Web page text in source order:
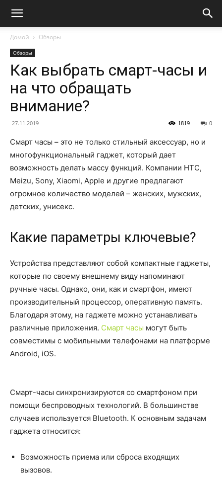
Домой Обзоры
Обзоры
Как выбрать смарт-часы и
на что обращать
внимание?
27.11.2019 0
1819
Смарт часы – это не только стильный аксессуар, но и
многофункциональный гаджет, который дает
возможность делать массу функций. Компании HTC,
Meizu, Sony, Xiaomi, Apple и другие предлагают
огромное количество моделей – женских, мужских,
детских, унисекс.
Какие параметры ключевые?
Устройства представляют собой компактные гаджеты,
которые по своему внешнему виду напоминают
ручные часы. Однако, они, как и смартфон, имеют
производительный процессор, оперативную память.
Благодаря этому, на гаджете можно устанавливать
различные приложения. Смарт часы могут быть
совместимы с мобильными телефонами на платформе
Android, iOS.
Смарт-часы синхронизируются со смартфоном при
помощи беспроводных технологий. В большинстве
случаев используется Bluetooth. К основным задачам
гаджета относится:
Возможность приема или сброса входящих
вызовов.